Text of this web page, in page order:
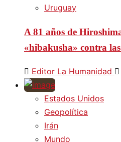
Uruguay
A 81 años de
«hibakusha» contra
Editor La Humanidad
Estados Unidos
Geopolítica
Irán
Mundo